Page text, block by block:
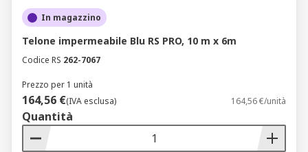
In magazzino
Telone impermeabile Blu RS PRO, 10 m x 6m
Codice RS 262-7067
Prezzo per 1 unità
164,56 €(IVA esclusa) 164,56 €/unità
Quantità